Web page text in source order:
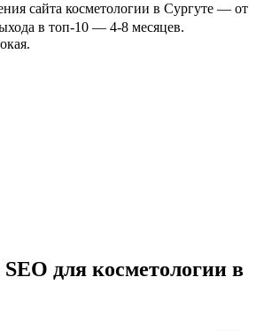
сайта косметологии в Сургуте — от
в топ-10 — 4-8 месяцев.
для косметологии в